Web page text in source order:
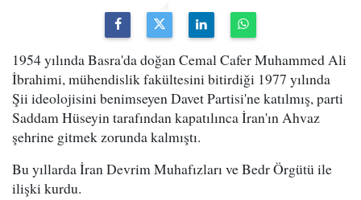
1954 yılında Basra'da doğan Cemal Cafer Muhammed Ali
İbrahimi, mühendislik fakültesini bitirdiği 1977 yılında
Şii ideolojisini benimseyen Davet Partisi'ne katılmış, parti
Saddam Hüseyin tarafından kapatılınca İran'ın Ahvaz
şehrine gitmek zorunda kalmıştı.
Bu yıllarda İran Devrim Muhafızları ve Bedr Örgütü ile
ilişki kurdu.